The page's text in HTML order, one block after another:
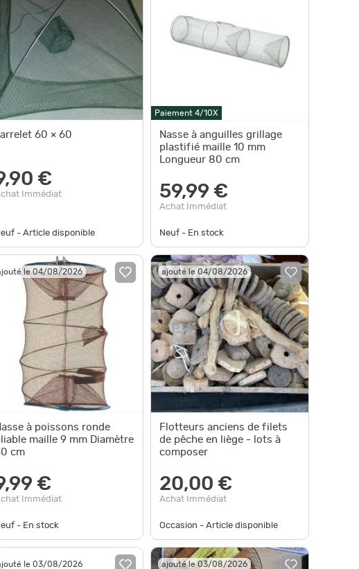
60 × 60
€
Immédiat
- Article disponible
Paiement 4/10X
Nasse à anguilles grillage
plastifié maille 10 mm
Longueur 80 cm
59,99 €
Achat Immédiat
Neuf - En stock
le 04/08/2026
à poissons ronde
maille 9 mm Diamètre
cm
€
Immédiat
- En stock
ajouté le 04/08/2026
Flotteurs anciens de filets
de pêche en liège - lots à
composer
20,00 €
Achat Immédiat
Occasion - Article disponible
le 03/08/2026 ajouté le 03/08/2026